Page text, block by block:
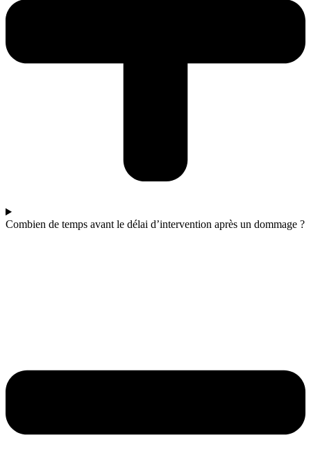
Combien de temps avant le délai d’intervention après un dommage ?